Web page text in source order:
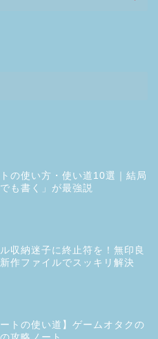
トの使い方・使い道10選｜結局
でも書く」が最強説
収納迷子に終止符を！無印良
作ファイルでスッキリ解決
ートの使い道】ゲームオタクの